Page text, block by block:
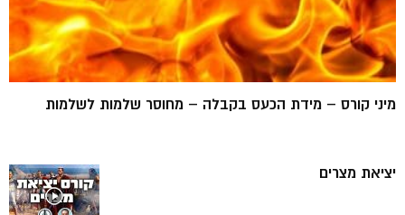
מיני קורס – מידת הכעס בקבלה – מחוסר שלמות לשלמות
יציאת מצרים